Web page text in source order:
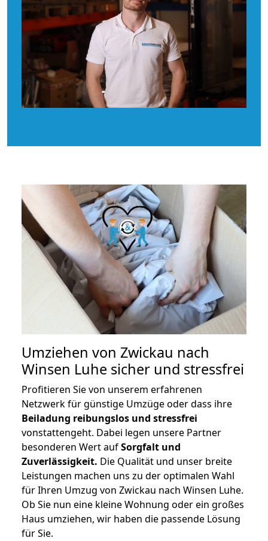
Umziehen von Zwickau nach
Winsen Luhe sicher und stressfrei
Profitieren Sie von unserem erfahrenen
Netzwerk für günstige Umzüge oder dass ihre
Beiladung reibungslos und stressfrei
vonstattengeht. Dabei legen unsere Partner
besonderen Wert aufSorgfalt und
Zuverlässigkeit. Die Qualität und unser breite
Leistungen machen uns zu der optimalen Wahl
für Ihren Umzug von Zwickau nach Winsen Luhe.
Ob Sie nun eine kleine Wohnung oder ein großes
Haus umziehen, wir haben die passende Lösung
für Sie.